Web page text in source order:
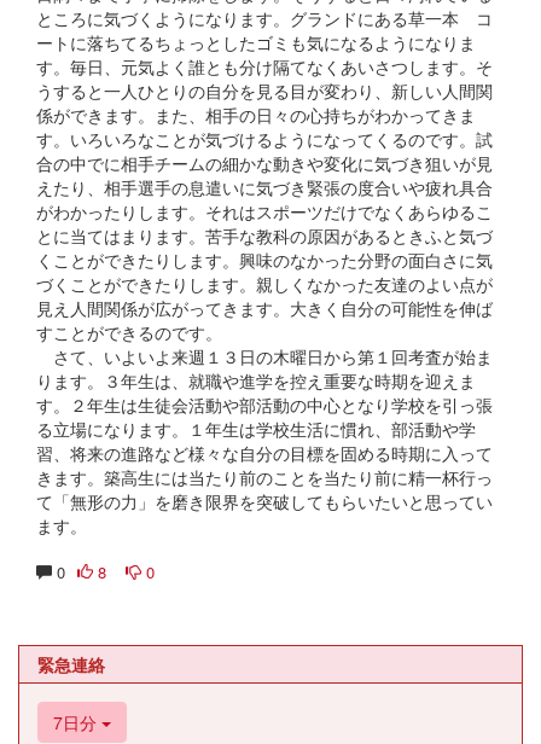
ところに気づくようになります。グランドにある草一本 コ
ートに落ちてるちょっとしたゴミも気になるようになりま
す。毎日、元気よく誰とも分け隔てなくあいさつします。そ
うすると一人ひとりの自分を見る目が変わり、新しい人間関
係ができます。また、相手の日々の心持ちがわかってきま
す。いろいろなことが気づけるようになってくるのです。試
合の中でに相手チームの細かな動きや変化に気づき狙いが見
えたり、相手選手の息遣いに気づき緊張の度合いや疲れ具合
がわかったりします。それはスポーツだけでなくあらゆるこ
とに当てはまります。苦手な教科の原因があるときふと気づ
くことができたりします。興味のなかった分野の面白さに気
づくことができたりします。親しくなかった友達のよい点が
見え人間関係が広がってきます。大きく自分の可能性を伸ば
すことができるのです。
さて、いよいよ来週１３日の木曜日から第１回考査が始ま
ります。３年生は、就職や進学を控え重要な時期を迎えま
す。２年生は生徒会活動や部活動の中心となり学校を引っ張
る立場になります。１年生は学校生活に慣れ、部活動や学
習、将来の進路など様々な自分の目標を固める時期に入って
きます。築高生には当たり前のことを当たり前に精一杯行っ
て「無形の力」を磨き限界を突破してもらいたいと思ってい
ます。
0 8 0
緊急連絡
7日分